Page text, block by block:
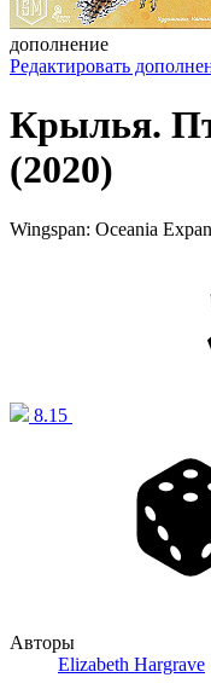
дополнение
Редактировать
Крылья.
(2020)
Wingspan: Oceania
8.15
Авторы
Elizabeth Hargrave